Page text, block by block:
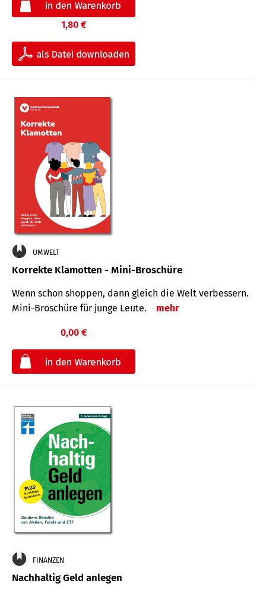
1,80 €
UMWELT
Korrekte Klamotten - Mini-Broschüre
Wenn schon shoppen, dann gleich die Welt verbessern.
Mini-Broschüre für junge Leute.
mehr
0,00 €
FINANZEN
Nachhaltig Geld anlegen